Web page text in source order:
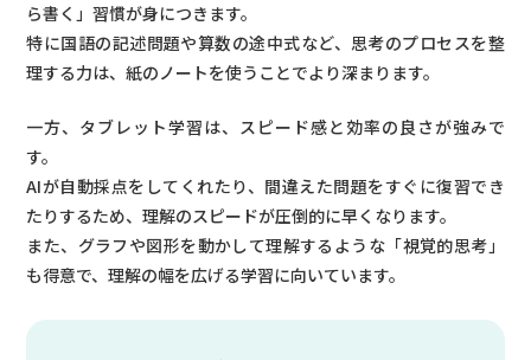
ら書く」習慣が身につきます。
特に国語の記述問題や算数の途中式など、思考のプロセスを整
理する力は、紙のノートを使うことでより深まります。
一方、タブレット学習は、スピード感と効率の良さが強みで
す。
AIが自動採点をしてくれたり、間違えた問題をすぐに復習でき
たりするため、理解のスピードが圧倒的に早くなります。
また、グラフや図形を動かして理解するような「視覚的思考」
も得意で、理解の幅を広げる学習に向いています。